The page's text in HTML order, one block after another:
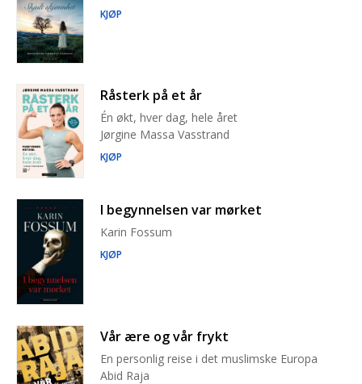
KJØP
Råsterk på et år
Én økt, hver dag, hele året
Jørgine Massa Vasstrand
KJØP
I begynnelsen var mørket
Karin Fossum
KJØP
Vår ære og vår frykt
En personlig reise i det muslimske Europa
Abid Raja